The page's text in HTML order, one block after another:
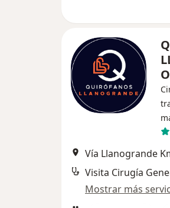
Visita Cirugía
Mostrar más